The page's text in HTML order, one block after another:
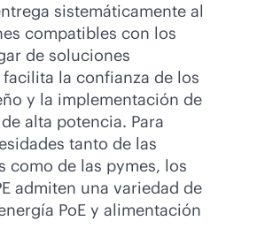
sistemáticamente al
compatibles con los
de soluciones
la confianza de los
y la implementación de
alta potencia. Para
tanto de las
como de las pymes, los
admiten una variedad de
PoE y alimentación